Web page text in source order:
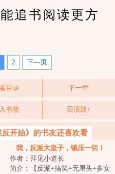
追书阅读更方
2 下—页
目录 下一章
书签 回顶部↑
开始》的书友还喜欢看
我，反派大皇子，镇压一切！
作者：拜见小道长
简介：【反派+搞笑+无厘头+多女